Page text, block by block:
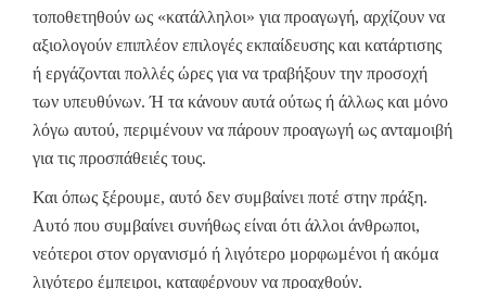
τοποθετηθούν ως «κατάλληλοι» για προαγωγή, αρχίζουν να
αξιολογούν επιπλέον επιλογές εκπαίδευσης και κατάρτισης
ή εργάζονται πολλές ώρες για να τραβήξουν την προσοχή
των υπευθύνων. Ή τα κάνουν αυτά ούτως ή άλλως και μόνο
λόγω αυτού, περιμένουν να πάρουν προαγωγή ως ανταμοιβή
για τις προσπάθειές τους.
Και όπως ξέρουμε, αυτό δεν συμβαίνει ποτέ στην πράξη.
Αυτό που συμβαίνει συνήθως είναι ότι άλλοι άνθρωποι,
νεότεροι στον οργανισμό ή λιγότερο μορφωμένοι ή ακόμα
λιγότερο έμπειροι, καταφέρνουν να προαχθούν.